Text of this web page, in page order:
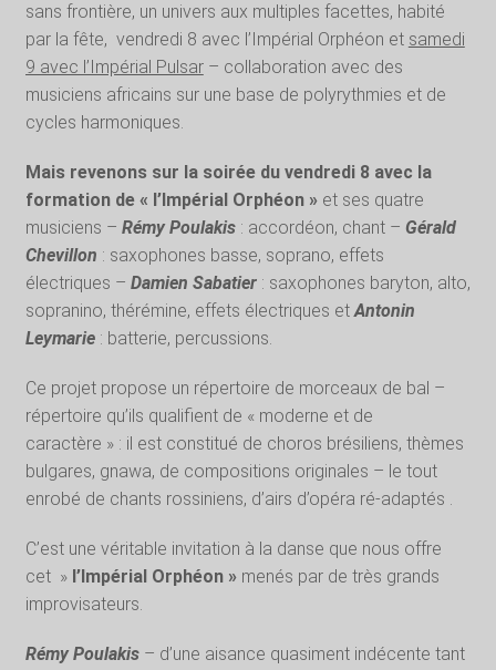
sans frontière, un univers aux multiples facettes, habité
par la fête, vendredi 8 avec l’Impérial Orphéon et samedi
9 avec l’Impérial Pulsar– collaboration avec des
musiciens africains sur une base de polyrythmies et de
cycles harmoniques.
Mais revenons sur la soirée du vendredi 8 avec la
formation de « l’Impérial Orphéon »et ses quatre
musiciens – Rémy Poulakis : accordéon, chant – Gérald
Chevillon : saxophones basse, soprano, effets
électriques – Damien Sabatier : saxophones baryton, alto,
sopranino, thérémine, effets électriques etAntonin
Leymarie: batterie, percussions.
Ce projet propose un répertoire de morceaux de bal –
répertoire qu’ils qualifient de « moderne et de
caractère » : il est constitué de choros brésiliens, thèmes
bulgares, gnawa, de compositions originales – le tout
enrobé de chants rossiniens, d’airs d’opéra ré-adaptés .
C’est une véritable invitation à la danse que nous offre
cet » l’Impérial Orphéon »menés par de très grands
improvisateurs.
Rémy Poulakis – d’une aisance quasiment indécente tant